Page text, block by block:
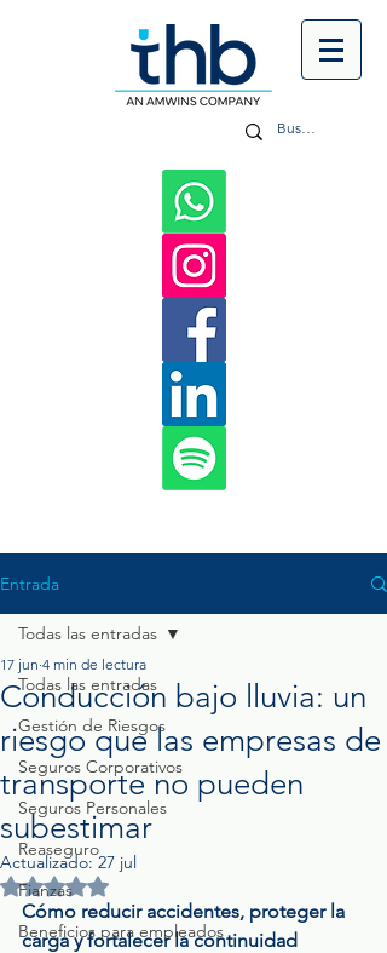
Entrada
Todas las entradas
Gestión de Riesgos
Seguros Corporativos
Seguros Personales
Reaseguro
Fianzas
Beneficios para empleados
Todas las entradas
Conducción bajo lluvia: un
riesgo que las empresas de
transporte no pueden
subestimar
17 jun 4 min de lectura
Actualizado:27 jul
Obtuvo NaN de 5 estrellas.
Cómo reducir accidentes, proteger la
carga y fortalecer la continuidad